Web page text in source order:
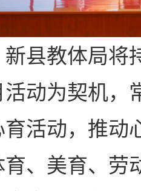
县教体局将
动为契机，
活动，推动
、美育、劳